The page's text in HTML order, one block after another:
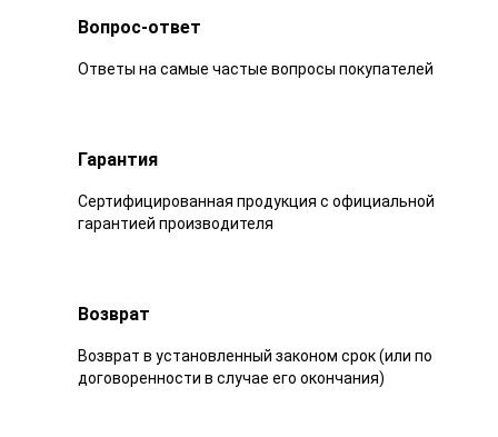
Вопрос-ответ
Ответы на самые частые вопросы покупателей
Гарантия
Сертифицированная продукция с официальной
гарантией производителя
Возврат
Возврат в установленный законом срок (или по
договоренности в случае его окончания)